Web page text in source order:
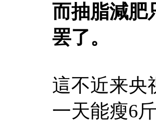
而抽脂減肥
罢了。
這不近来央
一天能瘦6斤